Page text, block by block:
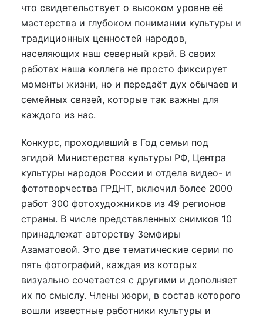
что свидетельствует о высоком уровне её
мастерства и глубоком понимании культуры и
традиционных ценностей народов,
населяющих наш северный край. В своих
работах наша коллега не просто фиксирует
моменты жизни, но и передаёт дух обычаев и
семейных связей, которые так важны для
каждого из нас.
Конкурс, проходивший в Год семьи под
эгидой Министерства культуры РФ, Центра
культуры народов России и отдела видео- и
фототворчества ГРДНТ, включил более 2000
работ 300 фотохудожников из 49 регионов
страны. В числе представленных снимков 10
принадлежат авторству Земфиры
Азаматовой. Это две тематические серии по
пять фотографий, каждая из которых
визуально сочетается с другими и дополняет
их по смыслу. Члены жюри, в состав которого
вошли известные работники культуры и